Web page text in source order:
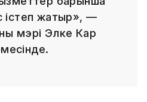
істеп жатыр», —
мэрі Элке Кар